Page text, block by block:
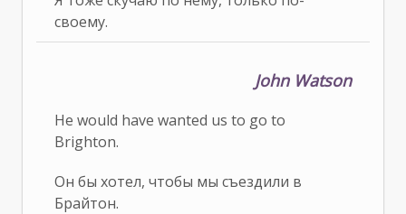
своему.
John Watson
He would have wanted us to go to
Brighton.
Он бы хотел, чтобы мы съездили в
Брайтон.